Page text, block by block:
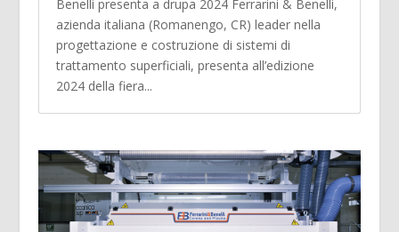
Benelli presenta a drupa 2024 Ferrarini & Benelli,
azienda italiana (Romanengo, CR) leader nella
progettazione e costruzione di sistemi di
trattamento superficiali, presenta all’edizione
2024 della fiera...